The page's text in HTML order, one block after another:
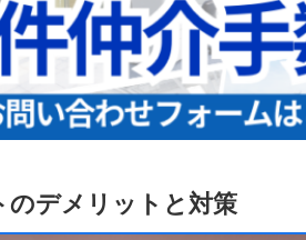
デメリットと対策